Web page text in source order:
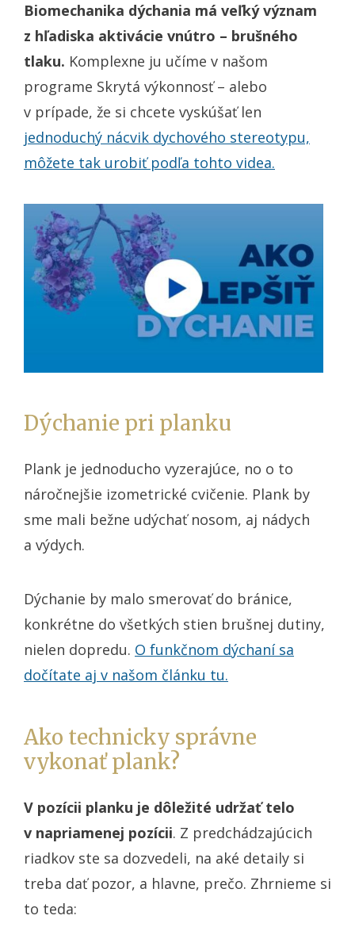
Biomechanika dýchania má veľký význam
z hľadiska aktivácie vnútro – brušného
tlaku. Komplexne ju učíme v našom
programe Skrytá výkonnosť – alebo
v prípade, že si chcete vyskúšať len
jednoduchý nácvik dychového stereotypu,
môžete tak urobiť podľa tohto videa.
Dýchanie pri planku
Plank je jednoducho vyzerajúce, no o to
náročnejšie izometrické cvičenie. Plank by
sme mali bežne udýchať nosom, aj nádych
a výdych.
Dýchanie by malo smerovať do bránice,
konkrétne do všetkých stien brušnej dutiny,
nielen dopredu. O funkčnom dýchaní sa
dočítate aj v našom článku tu.
Ako technicky správne
vykonať plank?
V pozícii planku je dôležité udržať telo
v napriamenej pozícii. Z predchádzajúcich
riadkov ste sa dozvedeli, na aké detaily si
treba dať pozor, a hlavne, prečo. Zhrnieme si
to teda: